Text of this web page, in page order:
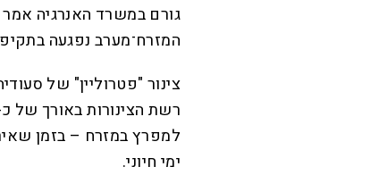
המזרח־מערב נפגעה
צינור "פטרוליין" של
למפרץ במזרח – בזמן
ימי חיוני.